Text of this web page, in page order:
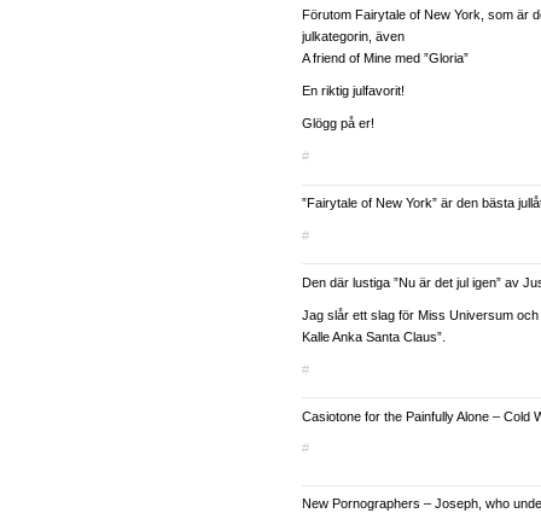
Förutom Fairytale of New York, som är
julkategorin, även
A friend of Mine med ”Gloria”
En riktig julfavorit!
Glögg på er!
#
”Fairytale of New York” är den bästa
#
Den där lustiga ”Nu är det jul igen” av
Jag slår ett slag för Miss Universum
Kalle Anka Santa Claus”.
#
Casiotone for the Painfully Alone – Cold
#
New Pornographers – Joseph, who